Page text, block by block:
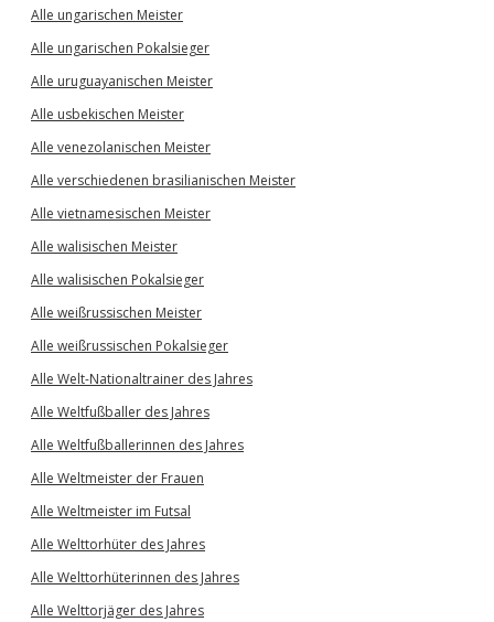
Alle ungarischen Meister
Alle ungarischen Pokalsieger
Alle uruguayanischen Meister
Alle usbekischen Meister
Alle venezolanischen Meister
Alle verschiedenen brasilianischen Meister
Alle vietnamesischen Meister
Alle walisischen Meister
Alle walisischen Pokalsieger
Alle weißrussischen Meister
Alle weißrussischen Pokalsieger
Alle Welt-Nationaltrainer des Jahres
Alle Weltfußballer des Jahres
Alle Weltfußballerinnen des Jahres
Alle Weltmeister der Frauen
Alle Weltmeister im Futsal
Alle Welttorhüter des Jahres
Alle Welttorhüterinnen des Jahres
Alle Welttorjäger des Jahres